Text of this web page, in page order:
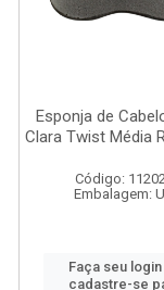
Esponja de
Clara Twist Média
Código:
Embalagem:
Faça seu login
cadastre-se